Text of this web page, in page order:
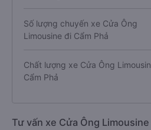
Số lượng chuyến xe Cửa Ông
Limousine đi Cẩm Phả
Chất lượng xe Cửa Ông
Cẩm Phả
Tư vấn xe Cửa Ông